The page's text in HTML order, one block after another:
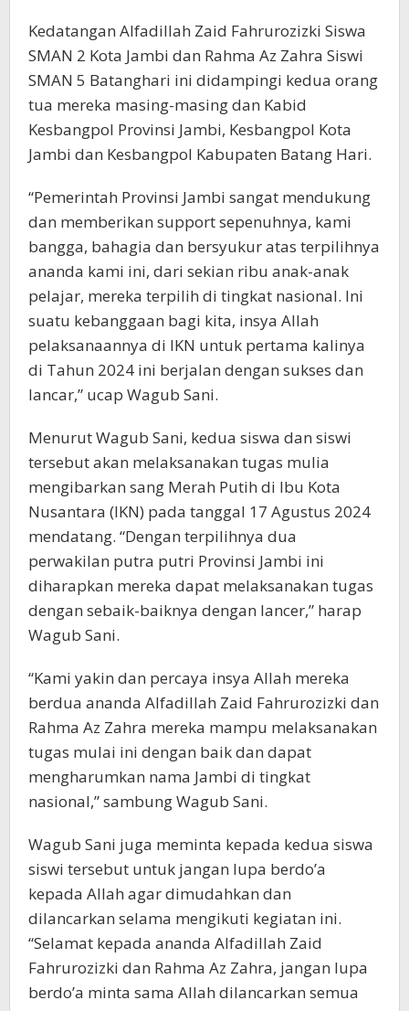
Kedatangan Alfadillah Zaid Fahrurozizki Siswa
SMAN 2 Kota Jambi dan Rahma Az Zahra Siswi
SMAN 5 Batanghari ini didampingi kedua orang
tua mereka masing-masing dan Kabid
Kesbangpol Provinsi Jambi, Kesbangpol Kota
Jambi dan Kesbangpol Kabupaten Batang Hari.
“Pemerintah Provinsi Jambi sangat mendukung
dan memberikan support sepenuhnya, kami
bangga, bahagia dan bersyukur atas terpilihnya
ananda kami ini, dari sekian ribu anak-anak
pelajar, mereka terpilih di tingkat nasional. Ini
suatu kebanggaan bagi kita, insya Allah
pelaksanaannya di IKN untuk pertama kalinya
di Tahun 2024 ini berjalan dengan sukses dan
lancar,” ucap Wagub Sani.
Menurut Wagub Sani, kedua siswa dan siswi
tersebut akan melaksanakan tugas mulia
mengibarkan sang Merah Putih di Ibu Kota
Nusantara (IKN) pada tanggal 17 Agustus 2024
mendatang. “Dengan terpilihnya dua
perwakilan putra putri Provinsi Jambi ini
diharapkan mereka dapat melaksanakan tugas
dengan sebaik-baiknya dengan lancer,” harap
Wagub Sani.
“Kami yakin dan percaya insya Allah mereka
berdua ananda Alfadillah Zaid Fahrurozizki dan
Rahma Az Zahra mereka mampu melaksanakan
tugas mulai ini dengan baik dan dapat
mengharumkan nama Jambi di tingkat
nasional,” sambung Wagub Sani.
Wagub Sani juga meminta kepada kedua siswa
siswi tersebut untuk jangan lupa berdo’a
kepada Allah agar dimudahkan dan
dilancarkan selama mengikuti kegiatan ini.
“Selamat kepada ananda Alfadillah Zaid
Fahrurozizki dan Rahma Az Zahra, jangan lupa
berdo’a minta sama Allah dilancarkan semua